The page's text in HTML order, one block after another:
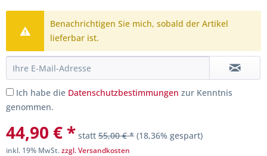
Benachrichtigen Sie mich, sobald der Artikel
lieferbar ist.
Ich habe die Datenschutzbestimmungen zur Kenntnis
genommen.
44,90 € * statt 55,00 € * (18,36% gespart)
inkl. 19% MwSt.zzgl. Versandkosten